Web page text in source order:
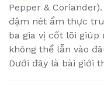
Pepper &
đậm nét ẩm thực
ba gia vị cốt lõi
không thể lẫn vào
Dưới đây là bài giới